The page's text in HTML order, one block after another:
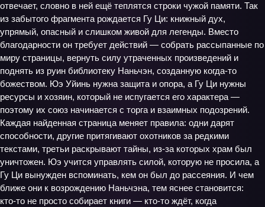
отвечает, словно в ней ещё теплятся строки чужой памяти. Так
из забытого фрагмента рождается Гу Ци: книжный дух,
упрямый, опасный и слишком живой для легенды. Вместо
благодарности он требует действий — собрать рассыпанные по
миру страницы, вернуть силу утраченных произведений и
поднять из руин библиотеку Наньчэн, созданную когда‑то
божеством. Юэ Уйинь нужна защита и опора, а Гу Ци нужны
ресурсы и хозяин, который не испугается его характера —
поэтому их союз начинается с торга и взаимных подозрений.
Каждая найденная страница меняет правила: одни дарят
способности, другие притягивают охотников за редкими
текстами, третьи раскрывают тайны, из‑за которых храм был
уничтожен. Юэ учится управлять силой, которую не просила, а
Гу Ци вынужден вспоминать, кем он был до рассеяния. И чем
ближе они к возрождению Наньчэна, тем яснее становится:
кто‑то не просто собирает книги — кто‑то ждёт, когда